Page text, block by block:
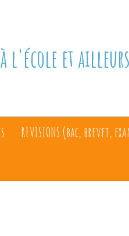
l'école et
REVISIONS (bac, brevet,